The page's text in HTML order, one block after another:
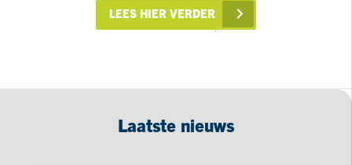
LEES HIER VERDER
Laatste nieuws